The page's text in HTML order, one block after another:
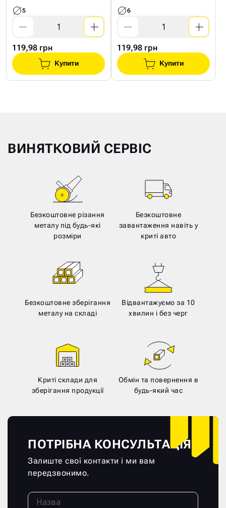
5
119,98 грн
Купити
6
119,98 грн
Купити
ВИНЯТКОВИЙ СЕРВІС
Безкоштовне різання
металу під будь-які
розміри
Безкоштовне
завантаження навіть у
криті авто
Безкоштовне зберігання
металу на складі
Відвантажуємо за 10
хвилин і без черг
Криті склади для
зберігання продукції
Обмін та повернення в
будь-який час
ПОТРІБНА КОНСУЛЬТАЦІЯ?
Залиште свої контакти і ми вам
передзвонимо.